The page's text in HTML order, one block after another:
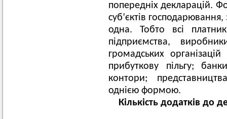
попередніх декларацій.
суб’єктів
одна. Тобто всі
підприємства,
громадських
прибуткову пільгу;
контори;
однією формою.
Кількість додатків до